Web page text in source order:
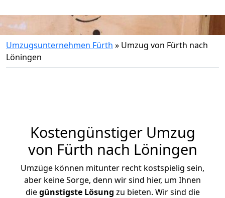
Umzugsunternehmen Fürth » Umzug von Fürth nach
Löningen
Kostengünstiger Umzug
von Fürth nach Löningen
Umzüge können mitunter recht kostspielig sein,
aber keine Sorge, denn wir sind hier, um Ihnen
diegünstigste Lösung zu bieten. Wir sind die